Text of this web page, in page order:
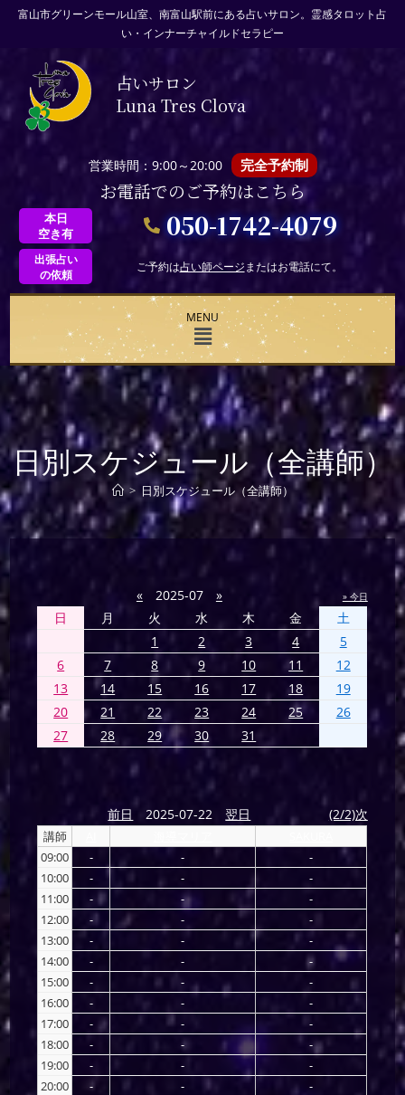
富山市グリーンモール山室、南富山駅前にある占いサロン。霊感タロット占
い・インナーチャイルドセラピー
占いサロン
Luna Tres Clova
営業時間：9:00～20:00 完全予約制
お電話でのご予約はこちら
本日
空き有
050-1742-4079
出張占い
の依頼
ご予約は占い師ページまたはお電話にて。
MENU
日別スケジュール（全講師）
> 日別スケジュール（全講師）
« 2025-07 » » 今日
日 月 火 水 木 金
土
1
2 3 4
5
6
7 8 9 10 11
12
13
14 15 16 17 18
19
20
21 22 23 24 25
26
27
28 29 30 31
前日 2025-07-22 翌日 (2/2)次
講師
09:00
- -
-
10:00
- -
-
11:00
- -
-
12:00
- -
-
13:00
- -
-
14:00
- -
-
15:00
- -
-
16:00
- -
-
17:00
- -
-
18:00
- -
-
19:00
- -
-
20:00
- - -